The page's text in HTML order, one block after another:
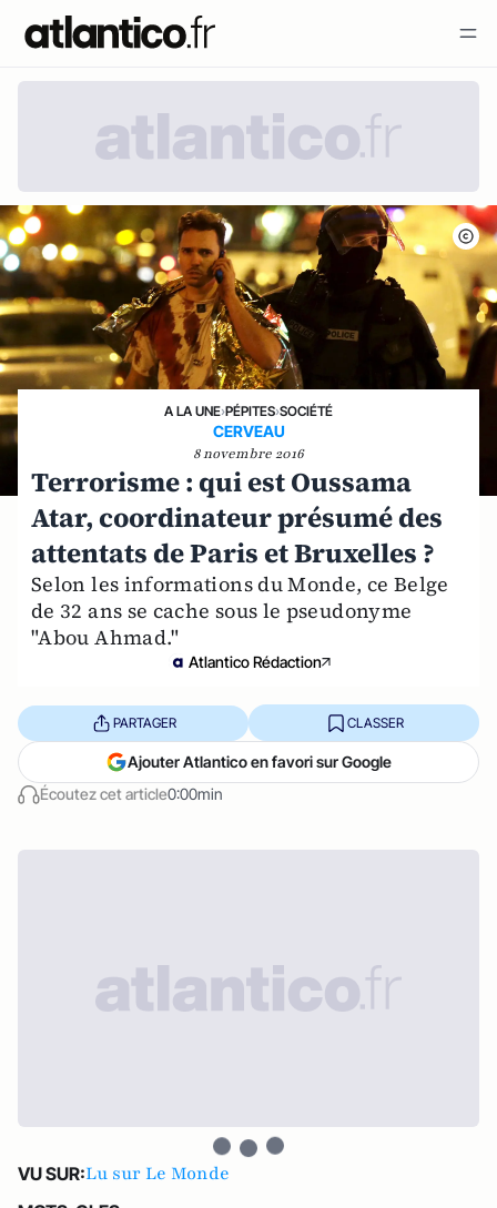
A LA UNE›PÉPITES›SOCIÉTÉ
CERVEAU
8 novembre 2016
Terrorisme : qui est Oussama
Atar, coordinateur présumé des
attentats de Paris et Bruxelles ?
Selon les informations du Monde, ce Belge
de 32 ans se cache sous le pseudonyme
"Abou Ahmad."
Atlantico Rédaction
Écoutez cet article0:00min
PARTAGER CLASSER
Ajouter Atlantico en favori sur Google
VU SUR:Lu sur Le Monde